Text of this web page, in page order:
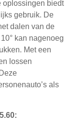
oplossingen biedt
gebruik. De
dalen van de
kan nagenoeg
Met een
lossen
als